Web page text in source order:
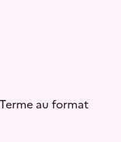
au format